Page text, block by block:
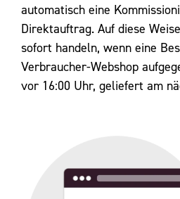
automatisch eine
Direktauftrag. Auf diese
sofort handeln, wenn eine
Verbraucher-Webshop
vor 16:00 Uhr, geliefert am